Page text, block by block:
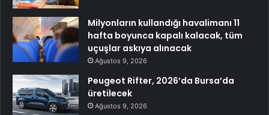
Milyonların kullandığı havalimanı 11
hafta boyunca kapalı kalacak, tüm
uçuşlar askıya alınacak
Ağustos 9, 2026
Peugeot Rifter, 2026’da Bursa’da
üretilecek
Ağustos 9, 2026